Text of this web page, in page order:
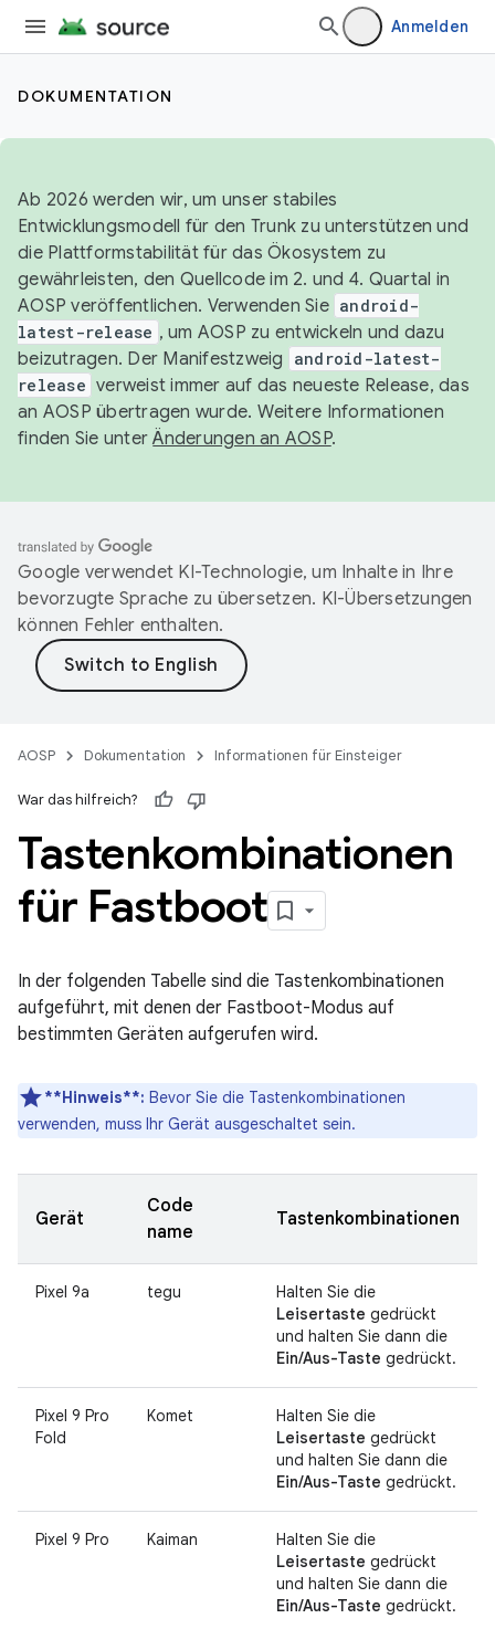
Anmelden
DOKUMENTATION
Ab 2026 werden wir, um unser stabiles
Entwicklungsmodell für den Trunk zu unterstützen und
die Plattformstabilität für das Ökosystem zu
gewährleisten, den Quellcode im 2. und 4. Quartal in
AOSP veröffentlichen. Verwenden Sie android-
latest-release , um AOSP zu entwickeln und dazu
beizutragen. Der Manifestzweig
android-latest-
release verweist immer auf das neueste Release, das
an AOSP übertragen wurde. Weitere Informationen
finden Sie unterÄnderungen an AOSP.
Google verwendet KI-Technologie, um Inhalte in Ihre
bevorzugte Sprache zu übersetzen. KI-Übersetzungen
können Fehler enthalten.
AOSP Dokumentation Informationen für Einsteiger
War das hilfreich?
Tastenkombinationen
für Fastboot
In der folgenden Tabelle sind die Tastenkombinationen
aufgeführt, mit denen der Fastboot-Modus auf
bestimmten Geräten aufgerufen wird.
**Hinweis**: Bevor Sie die Tastenkombinationen
verwenden, muss Ihr Gerät ausgeschaltet sein.
Gerät
Code
name
Tastenkombinationen
Pixel 9a tegu
Halten Sie die
Leisertaste gedrückt
und halten Sie dann die
Ein/Aus-Taste gedrückt.
Pixel 9 Pro
Fold
Komet
Halten Sie die
Leisertaste gedrückt
und halten Sie dann die
Ein/Aus-Taste gedrückt.
Pixel 9 Pro Kaiman
Halten Sie die
Leisertaste gedrückt
und halten Sie dann die
Ein/Aus-Taste gedrückt.